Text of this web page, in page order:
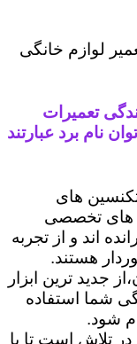
لوازم خانگی
تعمیرات
نام برد عبارتند
های
های تخصصی
اند و از تجربه
هستند.
جدید ترین ابزار
شما استفاده
شود.
تلاش است تا با